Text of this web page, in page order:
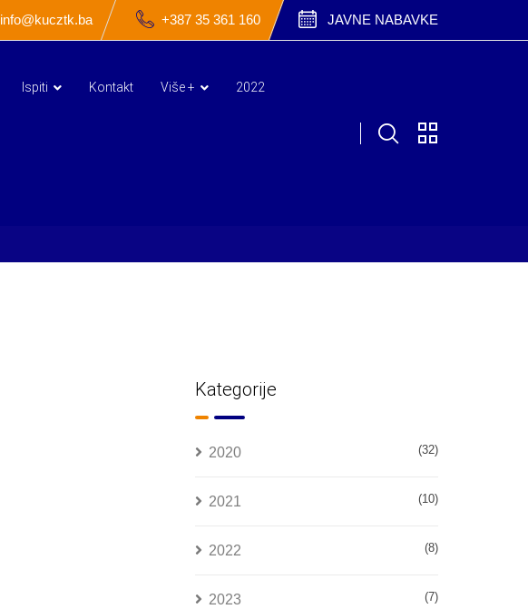
info@kucztk.ba +387 35 361 160 JAVNE NABAVKE
Ispiti Kontakt Više + 2022
Kategorije
2020 (32)
2021 (10)
2022 (8)
2023 (7)